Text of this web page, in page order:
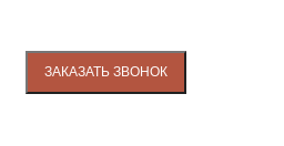
ЗАКАЗАТЬ ЗВОНОК